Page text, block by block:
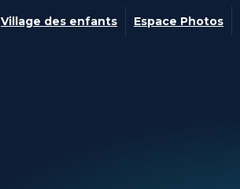
Village des enfants Espace Photos